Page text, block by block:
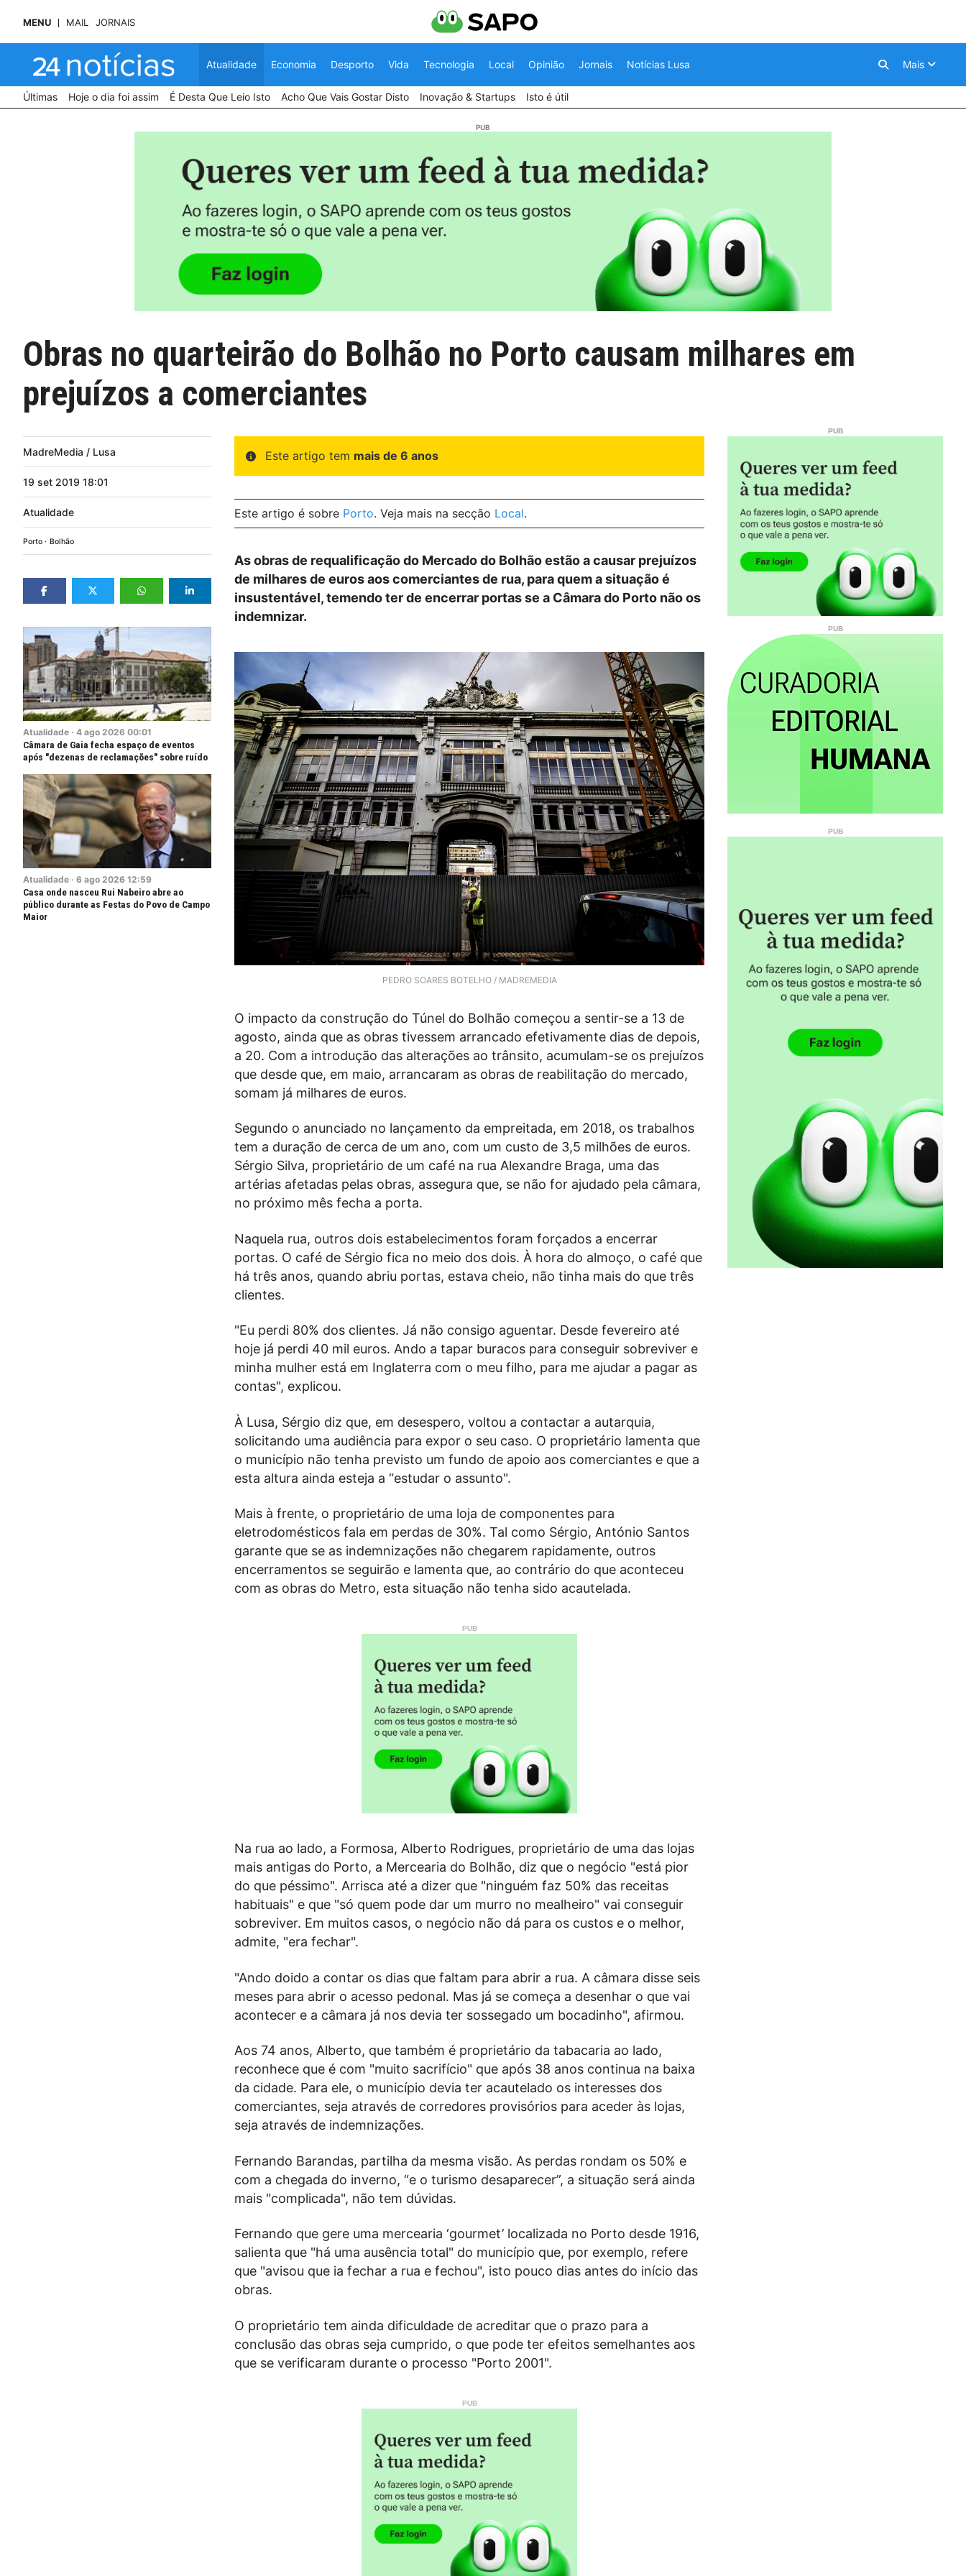
MENU MAIL JORNAIS
Atualidade Economia Desporto Vida Tecnologia Local Opinião Jornais Notícias Lusa Mais
Últimas Hoje o dia foi assim É Desta Que Leio Isto Acho Que Vais Gostar Disto Inovação & Startups Isto é útil
Obras no quarteirão do Bolhão no Porto causam milhares em
prejuízos a comerciantes
MadreMedia / Lusa
19 set 2019 18:01
Atualidade
Porto Bolhão
Atualidade · 4 ago 2026 00:01
Câmara de Gaia fecha espaço de eventos
após "dezenas de reclamações" sobre ruído
Atualidade · 6 ago 2026 12:59
Casa onde nasceu Rui Nabeiro abre ao
público durante as Festas do Povo de Campo
Maior
Este artigo tem mais de 6 anos
Este artigo é sobre Porto. Veja mais na secção Local.
As obras de requalificação do Mercado do Bolhão estão a causar prejuízos
de milhares de euros aos comerciantes de rua, para quem a situação é
insustentável, temendo ter de encerrar portas se a Câmara do Porto não os
indemnizar.
PEDRO SOARES BOTELHO / MADREMEDIA
O impacto da construção do Túnel do Bolhão começou a sentir-se a 13 de
agosto, ainda que as obras tivessem arrancado efetivamente dias de depois,
a 20. Com a introdução das alterações ao trânsito, acumulam-se os prejuízos
que desde que, em maio, arrancaram as obras de reabilitação do mercado,
somam já milhares de euros.
Segundo o anunciado no lançamento da empreitada, em 2018, os trabalhos
tem a duração de cerca de um ano, com um custo de 3,5 milhões de euros.
Sérgio Silva, proprietário de um café na rua Alexandre Braga, uma das
artérias afetadas pelas obras, assegura que, se não for ajudado pela câmara,
no próximo mês fecha a porta.
Naquela rua, outros dois estabelecimentos foram forçados a encerrar
portas. O café de Sérgio fica no meio dos dois. À hora do almoço, o café que
há três anos, quando abriu portas, estava cheio, não tinha mais do que três
clientes.
"Eu perdi 80% dos clientes. Já não consigo aguentar. Desde fevereiro até
hoje já perdi 40 mil euros. Ando a tapar buracos para conseguir sobreviver e
minha mulher está em Inglaterra com o meu filho, para me ajudar a pagar as
contas", explicou.
À Lusa, Sérgio diz que, em desespero, voltou a contactar a autarquia,
solicitando uma audiência para expor o seu caso. O proprietário lamenta que
o município não tenha previsto um fundo de apoio aos comerciantes e que a
esta altura ainda esteja a “estudar o assunto".
Mais à frente, o proprietário de uma loja de componentes para
eletrodomésticos fala em perdas de 30%. Tal como Sérgio, António Santos
garante que se as indemnizações não chegarem rapidamente, outros
encerramentos se seguirão e lamenta que, ao contrário do que aconteceu
com as obras do Metro, esta situação não tenha sido acautelada.
Na rua ao lado, a Formosa, Alberto Rodrigues, proprietário de uma das lojas
mais antigas do Porto, a Mercearia do Bolhão, diz que o negócio "está pior
do que péssimo". Arrisca até a dizer que "ninguém faz 50% das receitas
habituais" e que "só quem pode dar um murro no mealheiro" vai conseguir
sobreviver. Em muitos casos, o negócio não dá para os custos e o melhor,
admite, "era fechar".
"Ando doido a contar os dias que faltam para abrir a rua. A câmara disse seis
meses para abrir o acesso pedonal. Mas já se começa a desenhar o que vai
acontecer e a câmara já nos devia ter sossegado um bocadinho", afirmou.
Aos 74 anos, Alberto, que também é proprietário da tabacaria ao lado,
reconhece que é com "muito sacrifício" que após 38 anos continua na baixa
da cidade. Para ele, o município devia ter acautelado os interesses dos
comerciantes, seja através de corredores provisórios para aceder às lojas,
seja através de indemnizações.
Fernando Barandas, partilha da mesma visão. As perdas rondam os 50% e
com a chegada do inverno, “e o turismo desaparecer”, a situação será ainda
mais "complicada", não tem dúvidas.
Fernando que gere uma mercearia ‘gourmet’ localizada no Porto desde 1916,
salienta que "há uma ausência total" do município que, por exemplo, refere
que "avisou que ia fechar a rua e fechou", isto pouco dias antes do início das
obras.
O proprietário tem ainda dificuldade de acreditar que o prazo para a
conclusão das obras seja cumprido, o que pode ter efeitos semelhantes aos
que se verificaram durante o processo "Porto 2001".